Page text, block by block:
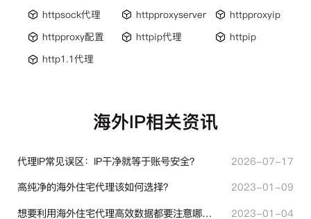
httpsock代理
httpproxyserver
httpproxyip
httpproxy配置
httpip代理
httpip
http1.1代理
海外IP相关资讯
代理IP常见误区：IP干净就等于账号安全？
2026-07-17
高纯净的海外住宅代理该如何选择？
2023-01-09
想要利用海外住宅代理高效数据都要注意哪些地方？
2023-01-04